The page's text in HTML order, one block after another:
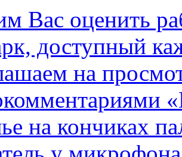
Вас оценить
доступный
на
на кончиках